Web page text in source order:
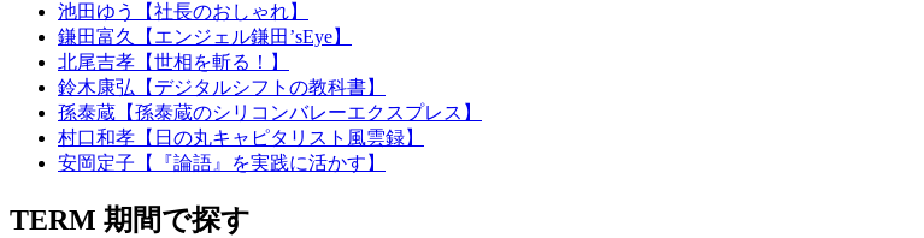
池田ゆう【社長のおしゃれ】
鎌田富久【エンジェル鎌田’sEye】
北尾吉孝【世相を斬る！】
鈴木康弘【デジタルシフトの教科書】
孫泰蔵【孫泰蔵のシリコンバレーエクスプレス】
村口和孝【日の丸キャピタリスト風雲録】
安岡定子【『論語』を実践に活かす】
TERM 期間で探す